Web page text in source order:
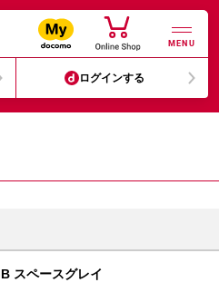
MENU
ログインする
スペースグレイ